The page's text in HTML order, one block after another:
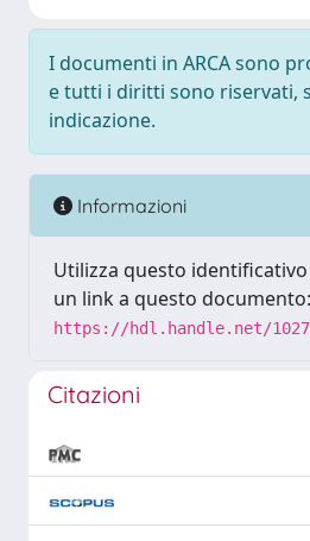
I documenti in ARCA sono
e tutti i diritti sono riservati,
indicazione.
Informazioni
Utilizza questo
un link a questo documento:
https://hdl.handle.net/
Citazioni